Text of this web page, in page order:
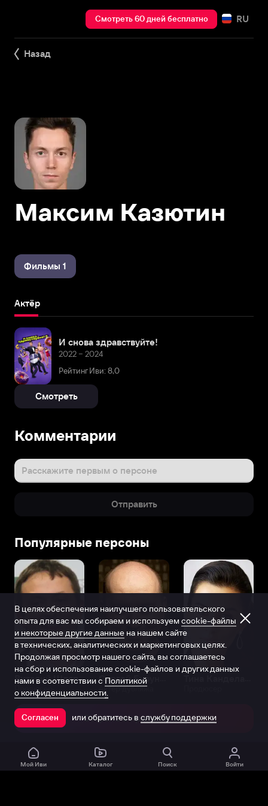
Смотреть 60 дней бесплатно RU
Назад
Максим Казютин
Фильмы 1
Актёр
И снова здравствуйте!
2022 – 2024
Рейтинг Иви: 8,0
Смотреть
Комментарии
Расскажите первым о персоне
Отправить
Популярные персоны
Виталий Шляппо
Продюсер Актёр дубляжа
Открыть в приложении
Мой Иви Каталог Поиск Войти
В целях обеспечения наилучшего пользовательского
опыта для вас мы собираем и используем cookie-файлы
и некоторые другие данные на нашем сайте
в технических, аналитических и маркетинговых целях.
Продолжая просмотр нашего сайта, вы соглашаетесь
на сбор и использование cookie-файлов и других данных
нами в соответствии с Политикой
о конфиденциальности.
Согласен или обратитесь в службу поддержки